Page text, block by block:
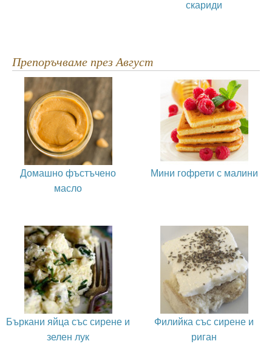
скариди
Препоръчваме през Август
Домашно фъстъчено
масло
Мини гофрети с малини
Бъркани яйца със сирене и
зелен лук
Филийка със сирене и
риган